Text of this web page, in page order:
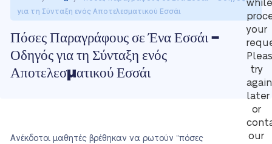
while
your
try
again
later
or
our
για τη Σύνταξη ενός Αποτελεσματικού Εσσάι
Πόσες Παραγράφους σε Ένα Εσσάι –
Οδηγός για τη Σύνταξη ενός
Αποτελεσματικού Εσσάι
Ανέκδοτοι μαθητές βρέθηκαν να ρωτούν “πόσες